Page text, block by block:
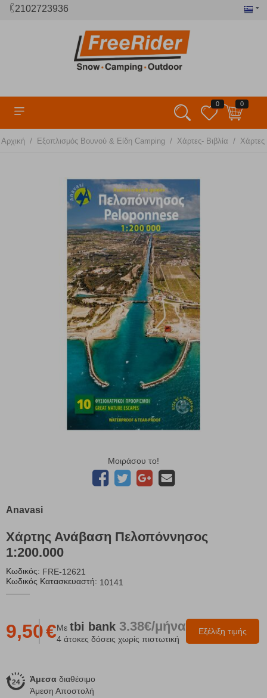
2102723936
0 0
Αρχική / Εξοπλισμός Βουνού & Είδη Camping / Χάρτες- Βιβλία / Χάρτες
Μοιράσου το!
Anavasi
Χάρτης Ανάβαση Πελοπόννησος
1:200.000
Κωδικός: FRE-12621
Κωδικός Κατασκευαστή: 10141
Εξέλιξη τιμής
9,50€Με tbi bank 3.38€/μήνα
4 άτοκες δόσεις χωρίς πιστωτική
Άμεσα διαθέσιμο
Άμεση Αποστολή